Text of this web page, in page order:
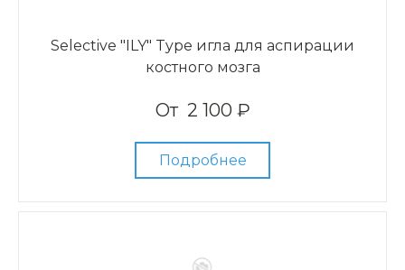
Selective "ILY" Type игла для аспирации
костного мозга
От 2 100 ₽
Подробнее